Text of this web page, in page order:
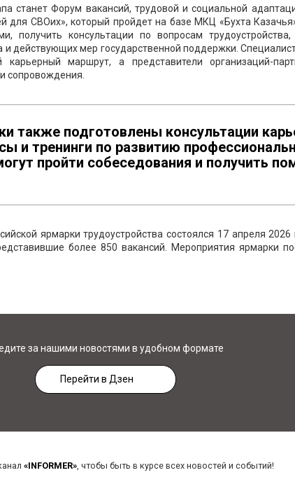
станет Форум вакансий, трудовой и социальной
для СВОих», который пройдет на базе МКЦ «Бухта
получить консультации по вопросам трудоустройства,
и действующих мер государственной поддержки.
карьерный маршрут, а представители организаций-
сопровождения.
также подготовлены консультации
и тренинги по развитию
пройти собеседования и получить
ярмарки трудоустройства состоялся 17 апреля
более 850 вакансий. Мероприятия ярмарки
за нашими новостями в удобном формате
Перейти в Дзен
«INFORMER», чтобы быть в курсе всех новостей и событий!